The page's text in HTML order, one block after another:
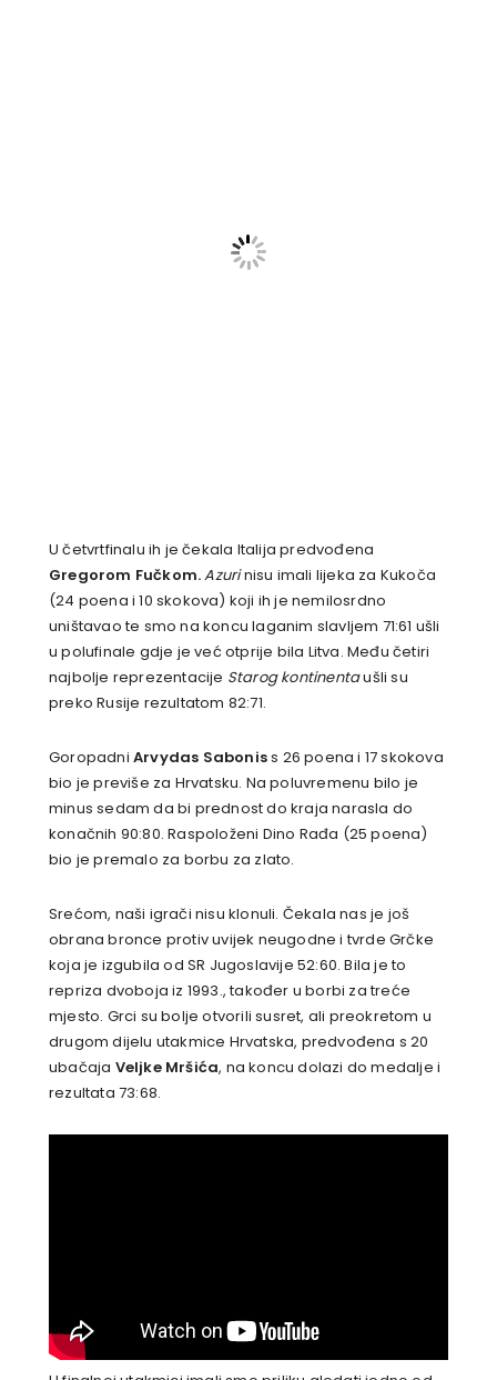
U četvrtfinalu ih je čekala Italija predvođena
Gregorom Fučkom.Azurinisu imali lijeka za Kukoča
(24 poena i 10 skokova) koji ih je nemilosrdno
uništavao te smo na koncu laganim slavljem 71:61 ušli
u polufinale gdje je već otprije bila Litva. Među četiri
najbolje reprezentacije Starog kontinentaušli su
preko Rusije rezultatom 82:71.
Goropadni Arvydas Saboniss 26 poena i 17 skokova
bio je previše za Hrvatsku. Na poluvremenu bilo je
minus sedam da bi prednost do kraja narasla do
konačnih 90:80. Raspoloženi Dino Rađa (25 poena)
bio je premalo za borbu za zlato.
Srećom, naši igrači nisu klonuli. Čekala nas je još
obrana bronce protiv uvijek neugodne i tvrde Grčke
koja je izgubila od SR Jugoslavije 52:60. Bila je to
repriza dvoboja iz 1993., također u borbi za treće
mjesto. Grci su bolje otvorili susret, ali preokretom u
drugom dijelu utakmice Hrvatska, predvođena s 20
ubačaja Veljke Mršića, na koncu dolazi do medalje i
rezultata 73:68.